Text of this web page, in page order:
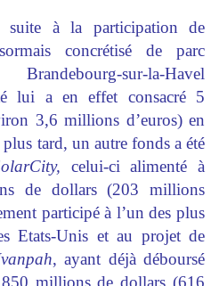
suite à la participation de
concrétisé de parc
sur-la-Havel
lui a en effet consacré 5
3,6 millions d’euros) en
tard, un autre fonds a été
celui-ci alimenté à
de dollars (203 millions
participé à l’un des plus
Etats-Unis et au projet de
, ayant déjà déboursé
millions de dollars (616